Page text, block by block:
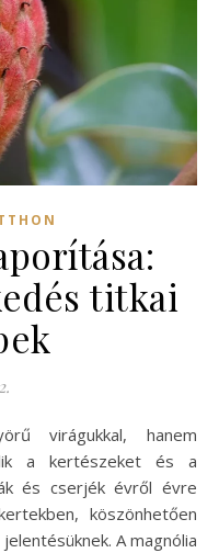
titkai
a kertészeket és a
és cserjék évről évre
köszönhetően
A magnólia